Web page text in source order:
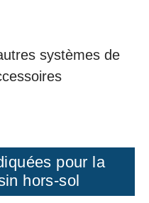
systèmes de
pour la
hors-sol